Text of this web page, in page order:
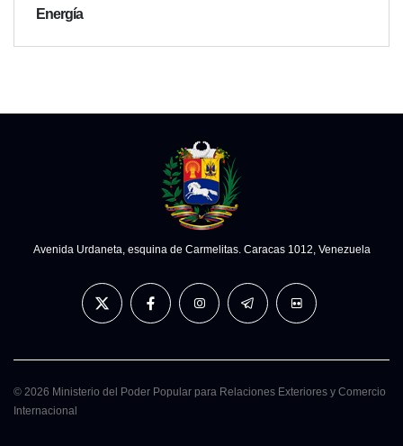
Energía
Avenida Urdaneta, esquina de Carmelitas. Caracas 1012, Venezuela
© 2026 Ministerio del Poder Popular para Relaciones Exteriores y Comercio
Internacional